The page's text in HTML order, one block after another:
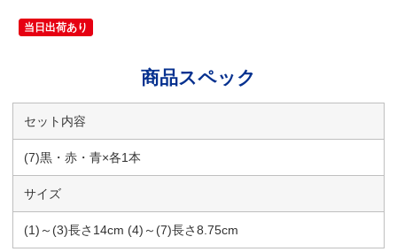
当日出荷あり
商品スペック
セット内容
(7)黒・赤・青×各1本
サイズ
(1)～(3)長さ14cm (4)～(7)長さ8.75cm